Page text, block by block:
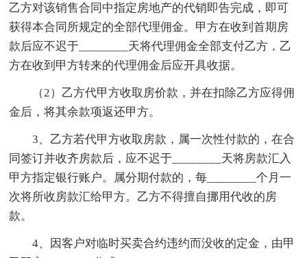
乙方对该销售合同中指定房地产的代销即告完成，即可
获得本合同所规定的全部代理佣金。甲方在收到首期房
款后应不迟于________天将代理佣金全部支付乙方，乙
方在收到甲方转来的代理佣金后应开具收据。
（2）乙方代甲方收取房价款，并在扣除乙方应得佣
金后，将其余款项返还甲方。
3、乙方若代甲方收取房款，属一次性付款的，在合
同签订并收齐房款后，应不迟于________天将房款汇入
甲方指定银行账户。属分期付款的，每________个月一
次将所收房款汇给甲方。乙方不得擅自挪用代收的房
款。
4、因客户对临时买卖合约违约而没收的定金，由甲